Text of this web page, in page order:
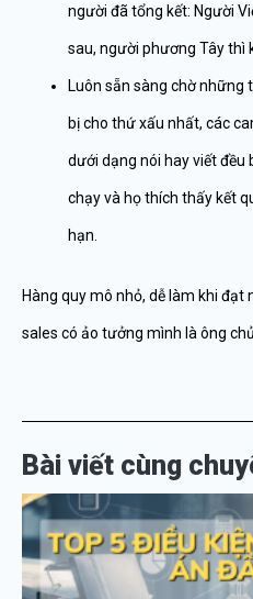
người đã tổng kết: Người
sau, người phương Tây thì
Luôn sẵn sàng chờ
bị cho thứ xấu nhất, các
dưới dạng nói hay viết đều
chạy và họ thích thấy kết
hạn.
Hàng quy mô nhỏ, dễ làm khi
sales có ảo tưởng mình là ông
Bài viết cùng